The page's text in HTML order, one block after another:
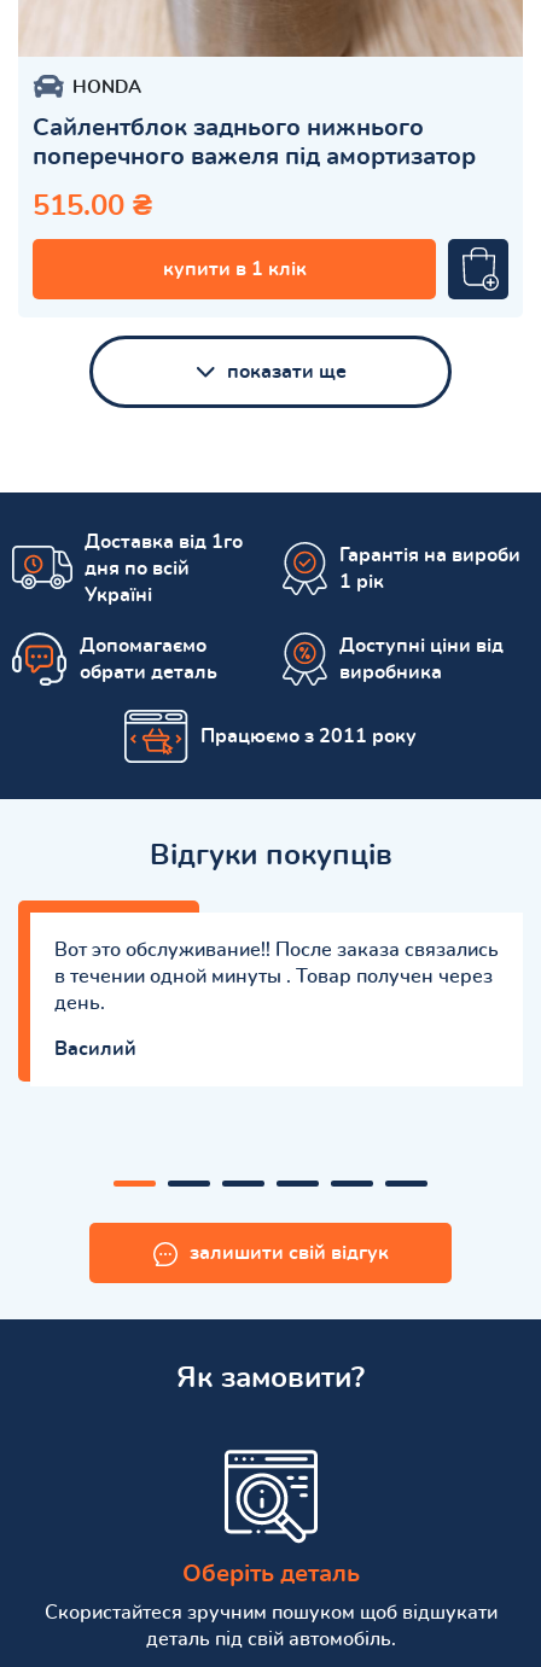
HONDA
Сайлентблок заднього нижнього
поперечного важеля під амортизатор
515.00 ₴
купити в 1 клік
показати ще
Доставка від 1го
дня по всій
Україні
Гарантія на вироби
1 рік
Допомагаємо
обрати деталь
Доступні ціни від
виробника
Працюємо з 2011 року
Відгуки покупців
Вот это обслуживание!! После заказа связались
в течении одной минуты . Товар получен через
день.
Вaсилий
залишити свій відгук
Як замовити?
Оберіть деталь
Скористайтеся зручним пошуком щоб відшукати
деталь під свій автомобіль.